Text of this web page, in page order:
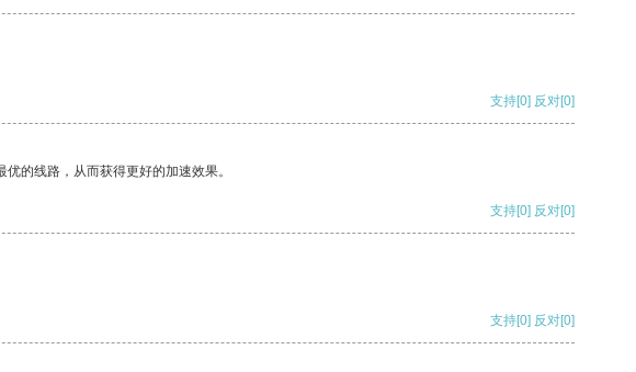
支持[0] 反对[0]
的线路，从而获得更好的加速效果。
支持[0] 反对[0]
支持[0] 反对[0]